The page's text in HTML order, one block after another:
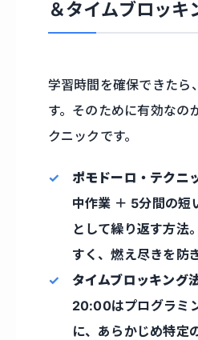
＆タイムブロッキ
学習時間を確保できたら
す。そのために有効なの
クニックです。
ポモドーロ・テクニ
中作業 ＋ 5分間の短
として繰り返す方法
すく、燃え尽きを防
タイムブロッキング
20:00はプログラミ
に、あらかじめ特定